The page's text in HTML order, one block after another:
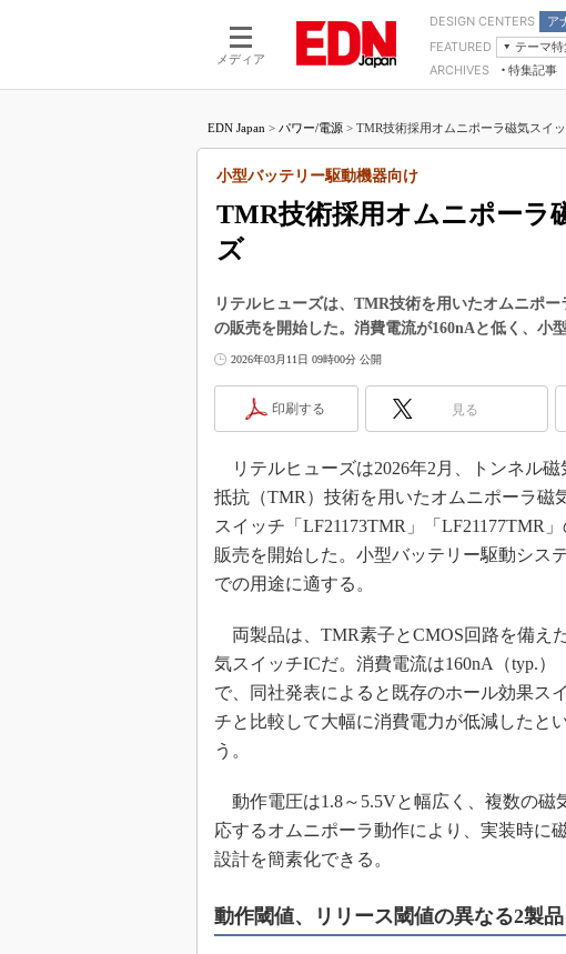
メディア
DESIGN CENTERS ア
モーターLSI
FEATURED
テーマ
つながるクルマ
エレクトロニクス入門
製品解剖（EE Times Japan）
モー
ARCHIVES 特集記事
マイクロプロセッサ懐古録
中堅技術者に贈る電子部品“徹底”活
用講座
たった2つの式で始めるDC/DCコン
Wired, Weird
マイコン講座
Q&Aで学ぶマイコン講座
高速シリアル伝送技術講座
アナログ設計のきほん／ADCとノイ
ズ編
めざせ高効率！ モーター駆動入門講
最新記事一覧
計測器メーカーから見た5G
USB Type-Cの登場で評価試験はど
う変わる？
IoT時代の無線規格を知る【Z-Wave
電子ブッ
EDN Japan > パワー/電源 > TMR技術採用オムニポーラ磁気スイッ
TMR技術採用オムニポーラ
ズ
小型バッテリー駆動機器向け
リテルヒューズは、TMR技術を用いたオムニポ
の販売を開始した。消費電流が160nAと低く、小
2026年03月11日 09時00分 公開
印刷する 見る
リテルヒューズは2026年2月、トンネル磁
抵抗（TMR）技術を用いたオムニポーラ磁
スイッチ「LF21173TMR」「LF21177TMR
販売を開始した。小型バッテリー駆動シス
での用途に適する。
両製品は、TMR素子とCMOS回路を備え
気スイッチICだ。消費電流は160nA（typ.）
で、同社発表によると既存のホール効果ス
チと比較して大幅に消費電力が低減したと
う。
動作電圧は1.8～5.5Vと幅広く、複数の磁
応するオムニポーラ動作により、実装時に
設計を簡素化できる。
動作閾値、リリース閾値の異なる2製